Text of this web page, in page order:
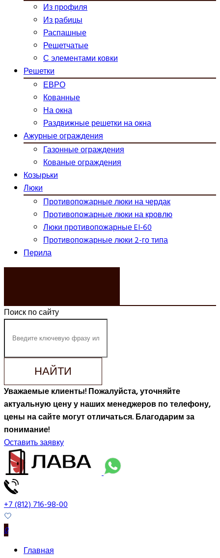
Из профиля
Из рабицы
Распашные
Решетчатые
С элементами ковки
Решетки
ЕВРО
Кованные
На окна
Раздвижные решетки на окна
Ажурные ограждения
Газонные ограждения
Кованые ограждения
Козырьки
Люки
Противопожарные люки на чердак
Противопожарные люки на кровлю
Люки противопожарные EI-60
Противопожарные люки 2-го типа
Перила
Поиск по сайту
НАЙТИ
Уважаемые клиенты! Пожалуйста, уточняйте
актуальную цену у наших менеджеров по телефону,
цены на сайте могут отличаться. Благодарим за
понимание!
Оставить заявку
+7 (812) 716-98-00
0
Главная